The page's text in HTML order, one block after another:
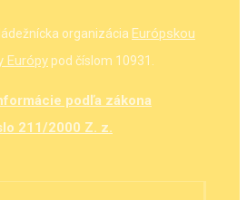
organizácia Európskou
Európy pod číslom 10931.
podľa zákona
211/2000 Z. z.